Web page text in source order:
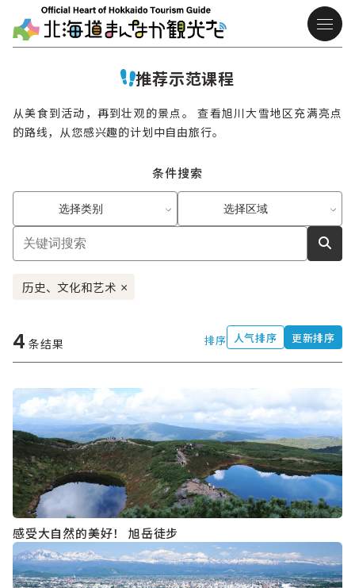
推荐示范课程
从美食到活动，再到壮观的景点。 查看旭川大雪地区充满亮点
的路线，从您感兴趣的计划中自由旅行。
条件搜索
选择类别 选择区域
历史、文化和艺术 ×
4 条结果 排序 人气排序 更新排序
感受大自然的美好！ 旭岳徒步